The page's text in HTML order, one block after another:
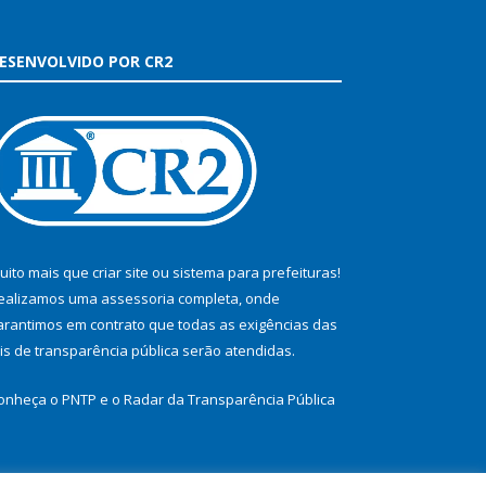
POR CR2
mais que criar site ou sistema para prefeituras!
uma assessoria completa, onde
em contrato que todas as exigências das
de transparência pública serão atendidas.
o PNTP e o Radar da Transparência Pública